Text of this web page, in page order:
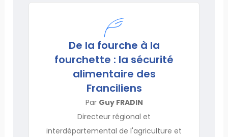
De la fourche à la
fourchette : la sécurité
alimentaire des
Franciliens
Par Guy FRADIN
Directeur régional et
interdépartemental de l'agriculture et